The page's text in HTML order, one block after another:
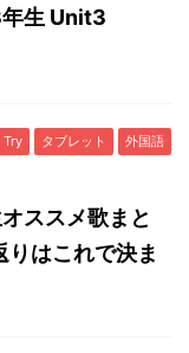
生 Unit3
Try タブレット
外国語
ススメ歌まと
りはこれで決ま